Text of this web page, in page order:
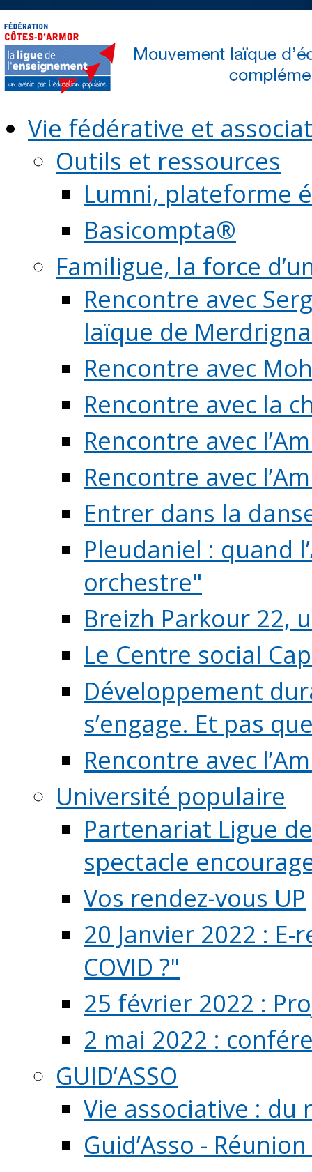
Vie fédérative et
Outils et ressources
Lumni, plateforme
Basicompta®
Familigue, la force
Rencontre avec
laïque de
Rencontre avec
Rencontre avec la
Rencontre avec
Rencontre avec
Entrer dans la
Pleudaniel : quand
orchestre"
Breizh Parkour 22,
Le Centre social
Développement
s’engage. Et pas
Rencontre avec
Université populaire
Partenariat Ligue
spectacle
Vos rendez-vous UP
20 Janvier 2022 :
COVID ?"
25 février 2022 :
2 mai 2022 :
GUID’ASSO
Vie associative : du
Guid’Asso -